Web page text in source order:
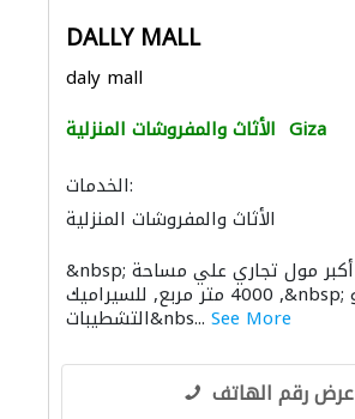
DALLY MALL
daly mall
الأثاث والمفروشات المنزلية Giza
الخدمات:
الأثاث والمفروشات المنزلية
&nbsp; الدالي مول أكبر مول تجاري علي مساحة
4000 متر مربع, للسيراميك ,&nbsp; الاثاث , و
التشطيبات&nbs... See More
عرض رقم الهاتف